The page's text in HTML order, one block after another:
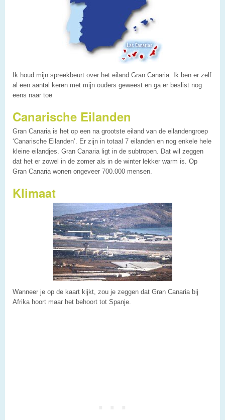
Ik houd mijn spreekbeurt over het eiland Gran Canaria. Ik ben er zelf
al een aantal keren met mijn ouders geweest en ga er beslist nog
eens naar toe
Canarische Eilanden
Gran Canaria is het op een na grootste eiland van de eilandengroep
‘Canarische Eilanden’. Er zijn in totaal 7 eilanden en nog enkele hele
kleine eilandjes. Gran Canaria ligt in de subtropen. Dat wil zeggen
dat het er zowel in de zomer als in de winter lekker warm is. Op
Gran Canaria wonen ongeveer 700.000 mensen.
Klimaat
Wanneer je op de kaart kijkt, zou je zeggen dat Gran Canaria bij
Afrika hoort maar het behoort tot Spanje.